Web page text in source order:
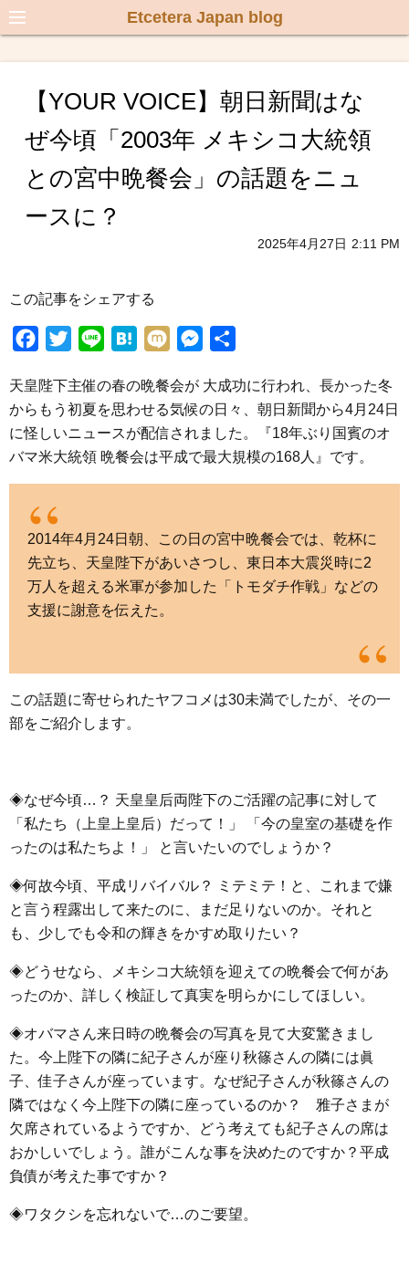
Etcetera Japan blog
【YOUR VOICE】朝日新聞はな
ぜ今頃「2003年 メキシコ大統領
との宮中晩餐会」の話題をニュ
ースに？
2025年4月27日 2:11 PM
この記事をシェアする
c
e
b
o
k
i
t
t
e
n
e
H
t
e
n
a
M
x
i
s
s
e
n
r
天皇陛下主催の春の晩餐会が 大成功に行われ、長かった冬
からもう初夏を思わせる気候の日々、朝日新聞から4月24日
に怪しいニュースが配信されました。『18年ぶり国賓のオ
バマ米大統領 晩餐会は平成で最大規模の168人』です。
2014年4月24日朝、この日の宮中晩餐会では、乾杯に
先立ち、天皇陛下があいさつし、東日本大震災時に2
万人を超える米軍が参加した「トモダチ作戦」などの
支援に謝意を伝えた。
この話題に寄せられたヤフコメは30未満でしたが、その一
部をご紹介します。
◈なぜ今頃…？ 天皇皇后両陛下のご活躍の記事に対して
「私たち（上皇上皇后）だって！」 「今の皇室の基礎を作
ったのは私たちよ！」 と言いたいのでしょうか？
◈何故今頃、平成リバイバル？ ミテミテ！と、これまで嫌
と言う程露出して来たのに、まだ足りないのか。それと
も、少しでも令和の輝きをかすめ取りたい？
◈どうせなら、メキシコ大統領を迎えての晩餐会で何があ
ったのか、詳しく検証して真実を明らかにしてほしい。
◈オバマさん来日時の晩餐会の写真を見て大変驚きまし
た。今上陛下の隣に紀子さんが座り秋篠さんの隣には眞
子、佳子さんが座っています。なぜ紀子さんが秋篠さんの
隣ではなく今上陛下の隣に座っているのか？ 雅子さまが
欠席されているようですか、どう考えても紀子さんの席は
おかしいでしょう。誰がこんな事を決めたのですか？平成
負債が考えた事ですか？
◈ワタクシを忘れないで…のご要望。